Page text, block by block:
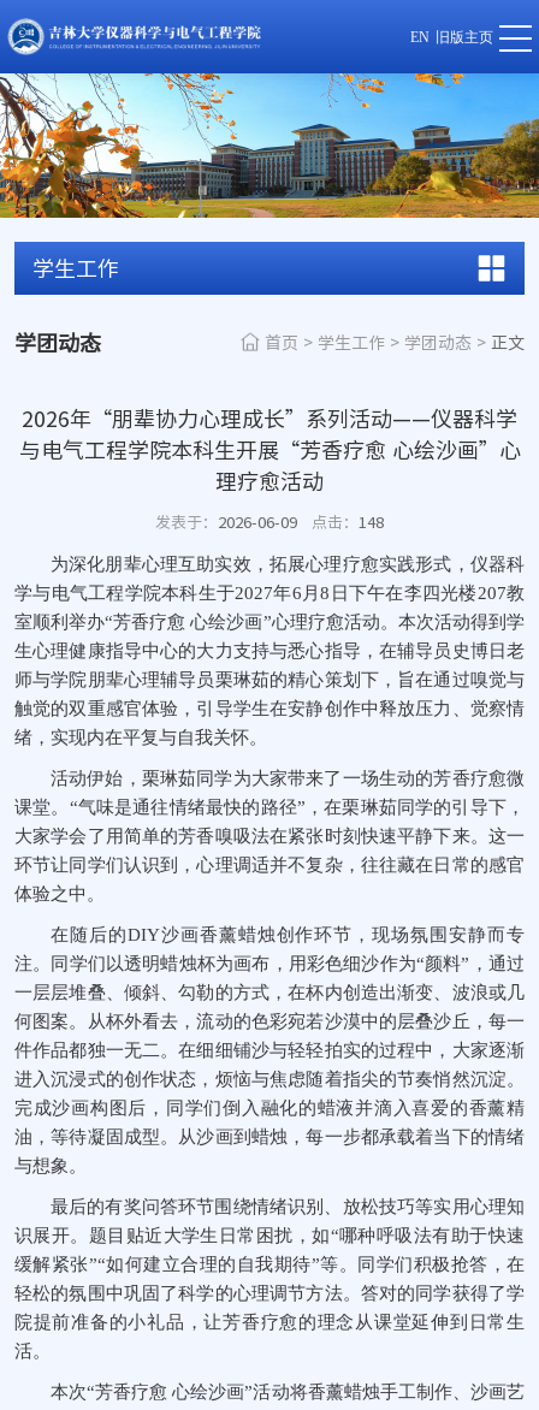
EN 旧版主页
学生工作
学团动态 首页 > 学生工作 > 学团动态 > 正文
2026年“朋辈协力心理成长”系列活动——仪器科学
与电气工程学院本科生开展“芳香疗愈 心绘沙画”心
理疗愈活动
发表于： 2026-06-09 点击： 148
为深化朋辈心理互助实效，拓展心理疗愈实践形式，仪器科
学与电气工程学院本科生于2027年6月8日下午在李四光楼207教
室顺利举办“芳香疗愈 心绘沙画”心理疗愈活动。本次活动得到学
生心理健康指导中心的大力支持与悉心指导，在辅导员史博日老
师与学院朋辈心理辅导员栗琳茹的精心策划下，旨在通过嗅觉与
触觉的双重感官体验，引导学生在安静创作中释放压力、觉察情
绪，实现内在平复与自我关怀。
活动伊始，栗琳茹同学为大家带来了一场生动的芳香疗愈微
课堂。“气味是通往情绪最快的路径”，在栗琳茹同学的引导下，
大家学会了用简单的芳香嗅吸法在紧张时刻快速平静下来。这一
环节让同学们认识到，心理调适并不复杂，往往藏在日常的感官
体验之中。
在随后的DIY沙画香薰蜡烛创作环节，现场氛围安静而专
注。同学们以透明蜡烛杯为画布，用彩色细沙作为“颜料”，通过
一层层堆叠、倾斜、勾勒的方式，在杯内创造出渐变、波浪或几
何图案。从杯外看去，流动的色彩宛若沙漠中的层叠沙丘，每一
件作品都独一无二。在细细铺沙与轻轻拍实的过程中，大家逐渐
进入沉浸式的创作状态，烦恼与焦虑随着指尖的节奏悄然沉淀。
完成沙画构图后，同学们倒入融化的蜡液并滴入喜爱的香薰精
油，等待凝固成型。从沙画到蜡烛，每一步都承载着当下的情绪
与想象。
最后的有奖问答环节围绕情绪识别、放松技巧等实用心理知
识展开。题目贴近大学生日常困扰，如“哪种呼吸法有助于快速
缓解紧张”“如何建立合理的自我期待”等。同学们积极抢答，在
轻松的氛围中巩固了科学的心理调节方法。答对的同学获得了学
院提前准备的小礼品，让芳香疗愈的理念从课堂延伸到日常生
活。
本次“芳香疗愈 心绘沙画”活动将香薰蜡烛手工制作、沙画艺